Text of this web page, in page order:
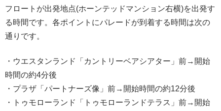
フロートが出発地点(ホーンテッドマンション右横)を出発す
る時間です。各ポイントにパレードが到着する時間は次の
通りです。
・ウエスタンランド「カントリーベアシアター」前→開始
時間の約4分後
・プラザ「パートナーズ像」前→開始時間の約12分後
・トゥモローランド「トゥモローランドテラス」前→開始